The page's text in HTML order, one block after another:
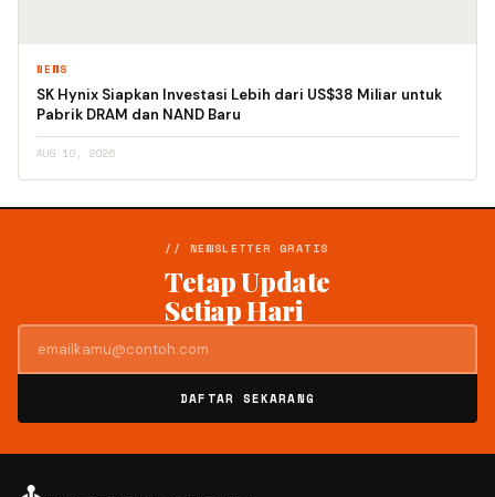
NEWS
SK Hynix Siapkan Investasi Lebih dari US$38 Miliar untuk
Pabrik DRAM dan NAND Baru
AUG 10, 2026
// NEWSLETTER GRATIS
Tetap Update
Setiap Hari
DAFTAR SEKARANG